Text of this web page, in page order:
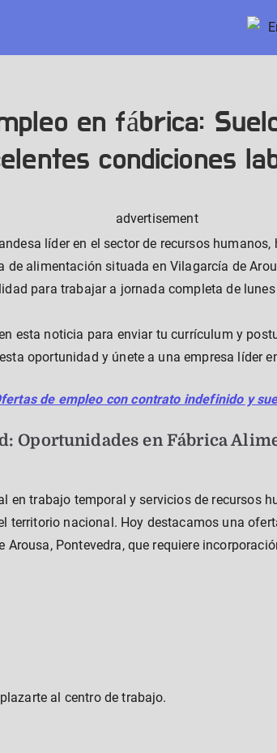
en fábrica:
condiciones
advertisement
líder en el sector de recursos
de alimentación situada en Vilagarcía de
para trabajar a jornada completa de
esta noticia para enviar tu currículum y
oportunidad y únete a una empresa líder
de empleo con contrato indefinido y
Oportunidades en Fábrica
en trabajo temporal y servicios de recursos
territorio nacional. Hoy destacamos una
Arousa, Pontevedra, que requiere
al centro de trabajo.